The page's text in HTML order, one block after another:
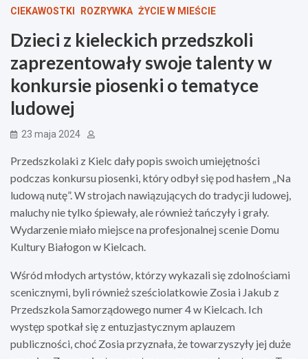
CIEKAWOSTKI ROZRYWKA ŻYCIE W MIEŚCIE
Dzieci z kieleckich przedszkoli
zaprezentowały swoje talenty w
konkursie piosenki o tematyce
ludowej
23 maja 2024
Przedszkolaki z Kielc dały popis swoich umiejętności
podczas konkursu piosenki, który odbył się pod hasłem „Na
ludową nutę”. W strojach nawiązujących do tradycji ludowej,
maluchy nie tylko śpiewały, ale również tańczyły i grały.
Wydarzenie miało miejsce na profesjonalnej scenie Domu
Kultury Białogon w Kielcach.
Wśród młodych artystów, którzy wykazali się zdolnościami
scenicznymi, byli również sześciolatkowie Zosia i Jakub z
Przedszkola Samorządowego numer 4 w Kielcach. Ich
występ spotkał się z entuzjastycznym aplauzem
publiczności, choć Zosia przyznała, że towarzyszyły jej duże